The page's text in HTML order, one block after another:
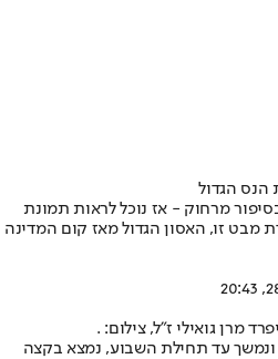
הנס הגדול
מרחוק - אז נוכל לראות תמונת
מבט זו, האסון הגדול מאז קום המדינה
מרן גואילי ז"ל, צילום: .
7 באוקטובר ונמשך עד תחילת השבוע, נמצא בקצה